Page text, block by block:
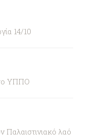
14/10
ΥΠΠΟ
Παλαιστινιακό λαό